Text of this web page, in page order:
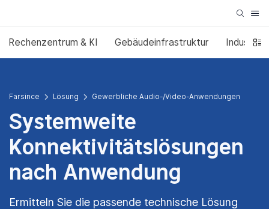
Rechenzentrum & KI Gebäudeinfrastruktur
Farsince Lösung Gewerbliche Audio-/Video-Anwendungen
Systemweite
Konnektivitätslösungen
nach Anwendung
Ermitteln Sie die passende technische Lösung